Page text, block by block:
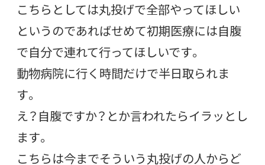
こちらとしては丸投げで全部やってほしい
というのであればせめて初期医療には自腹
で自分で連れて行ってほしいです。
動物病院に行く時間だけで半日取られま
す。
え？自腹ですか？とか言われたらイラッとし
ます。
こちらは今までそういう丸投げの人からど